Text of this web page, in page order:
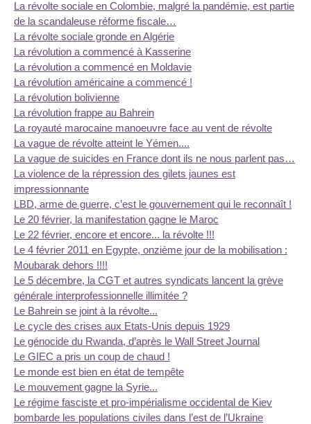
La révolte sociale en Colombie, malgré la pandémie, est partie
de la scandaleuse réforme fiscale…
La révolte sociale gronde en Algérie
La révolution a commencé à Kasserine
La révolution a commencé en Moldavie
La révolution américaine a commencé !
La révolution bolivienne
La révolution frappe au Bahrein
La royauté marocaine manoeuvre face au vent de révolte
La vague de révolte atteint le Yémen....
La vague de suicides en France dont ils ne nous parlent pas…
La violence de la répression des gilets jaunes est
impressionnante
LBD, arme de guerre, c’est le gouvernement qui le reconnaît !
Le 20 février, la manifestation gagne le Maroc
Le 22 février, encore et encore... la révolte !!!
Le 4 février 2011 en Egypte, onzième jour de la mobilisation :
Moubarak dehors !!!!
Le 5 décembre, la CGT et autres syndicats lancent la grève
générale interprofessionnelle illimitée ?
Le Bahrein se joint à la révolte...
Le cycle des crises aux Etats-Unis depuis 1929
Le génocide du Rwanda, d’après le Wall Street Journal
Le GIEC a pris un coup de chaud !
Le monde est bien en état de tempête
Le mouvement gagne la Syrie...
Le régime fasciste et pro-impérialisme occidental de Kiev
bombarde les populations civiles dans l’est de l’Ukraine